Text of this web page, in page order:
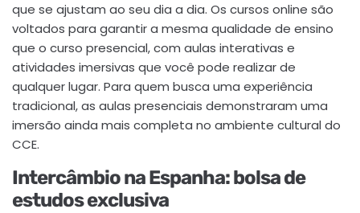
que se ajustam ao seu dia a dia. Os cursos online são
voltados para garantir a mesma qualidade de ensino
que o curso presencial, com aulas interativas e
atividades imersivas que você pode realizar de
qualquer lugar. Para quem busca uma experiência
tradicional, as aulas presenciais demonstraram uma
imersão ainda mais completa no ambiente cultural do
CCE.
Intercâmbio na Espanha: bolsa de
estudos exclusiva